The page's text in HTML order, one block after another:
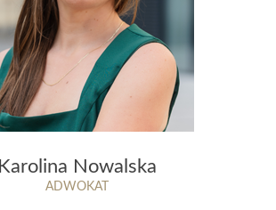
Karolina Nowalska
ADWOKAT